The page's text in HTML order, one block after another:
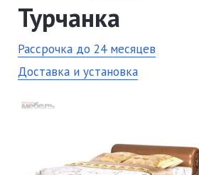
Турчанка
Рассрочка до 24 месяцев
Доставка и установка